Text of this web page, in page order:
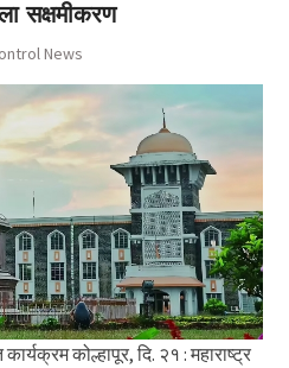
सक्षमीकरण
News
कोल्हापूर, दि. २१ : महाराष्ट्र